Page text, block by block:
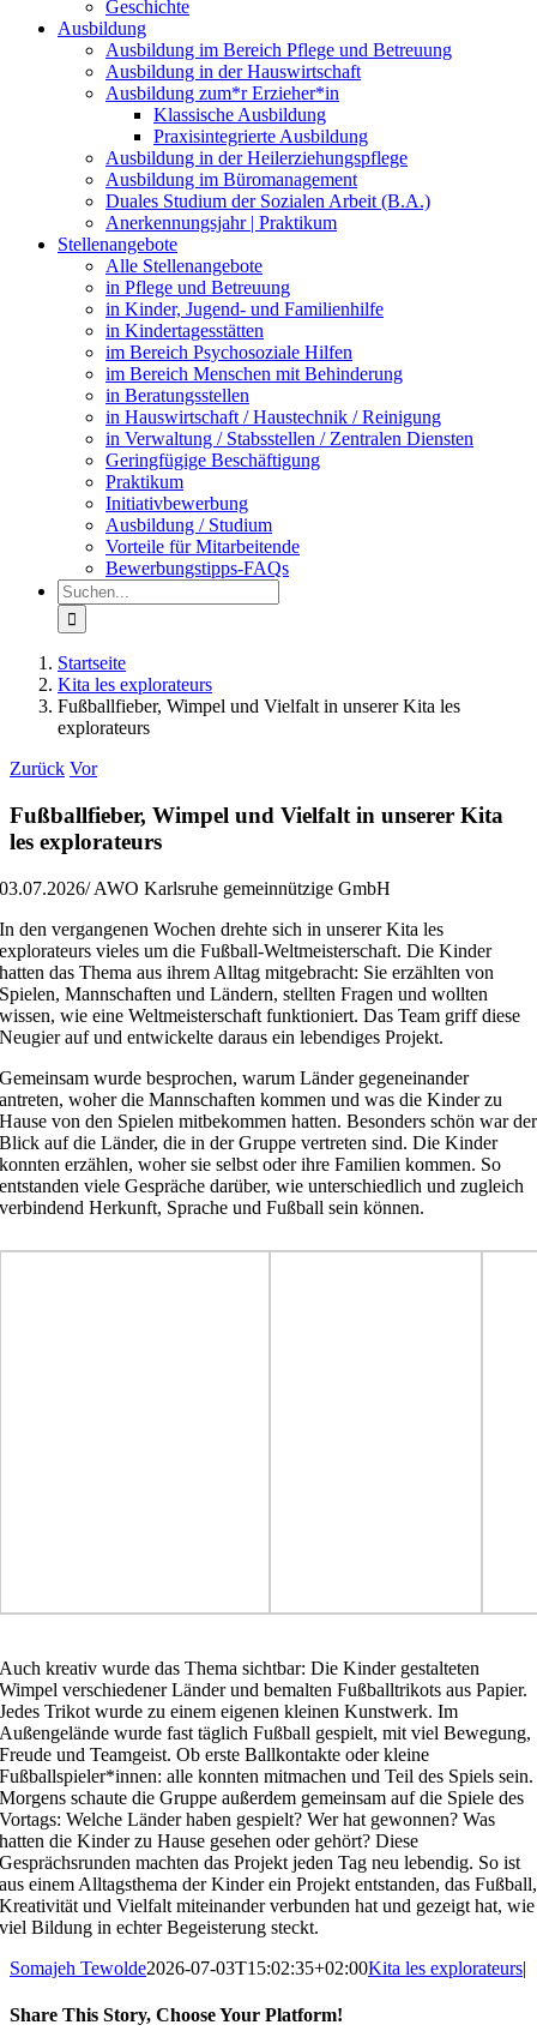
Geschichte
Ausbildung
Ausbildung im Bereich Pflege und Betreuung
Ausbildung in der Hauswirtschaft
Ausbildung zum*r Erzieher*in
Klassische Ausbildung
Praxisintegrierte Ausbildung
Ausbildung in der Heilerziehungspflege
Ausbildung im Büromanagement
Duales Studium der Sozialen Arbeit (B.A.)
Anerkennungsjahr | Praktikum
Stellenangebote
Alle Stellenangebote
in Pflege und Betreuung
in Kinder, Jugend- und Familienhilfe
in Kindertagesstätten
im Bereich Psychosoziale Hilfen
im Bereich Menschen mit Behinderung
in Beratungsstellen
in Hauswirtschaft / Haustechnik / Reinigung
in Verwaltung / Stabsstellen / Zentralen Diensten
Geringfügige Beschäftigung
Praktikum
Initiativbewerbung
Ausbildung / Studium
Vorteile für Mitarbeitende
Bewerbungstipps-FAQs
Suche
nach:
Startseite
Kita les explorateurs
Fußballfieber, Wimpel und Vielfalt in unserer Kita les
explorateurs
Zurück Vor
Fußballfieber, Wimpel und Vielfalt in unserer Kita
les explorateurs
03.07.2026/ AWO Karlsruhe gemeinnützige GmbH
In den vergangenen Wochen drehte sich in unserer Kita les
explorateurs vieles um die Fußball-Weltmeisterschaft. Die Kinder
hatten das Thema aus ihrem Alltag mitgebracht: Sie erzählten von
Spielen, Mannschaften und Ländern, stellten Fragen und wollten
wissen, wie eine Weltmeisterschaft funktioniert. Das Team griff diese
Neugier auf und entwickelte daraus ein lebendiges Projekt.
Gemeinsam wurde besprochen, warum Länder gegeneinander
antreten, woher die Mannschaften kommen und was die Kinder zu
Hause von den Spielen mitbekommen hatten. Besonders schön war der
Blick auf die Länder, die in der Gruppe vertreten sind. Die Kinder
konnten erzählen, woher sie selbst oder ihre Familien kommen. So
entstanden viele Gespräche darüber, wie unterschiedlich und zugleich
verbindend Herkunft, Sprache und Fußball sein können.
Auch kreativ wurde das Thema sichtbar: Die Kinder gestalteten
Wimpel verschiedener Länder und bemalten Fußballtrikots aus Papier.
Jedes Trikot wurde zu einem eigenen kleinen Kunstwerk. Im
Außengelände wurde fast täglich Fußball gespielt, mit viel Bewegung,
Freude und Teamgeist. Ob erste Ballkontakte oder kleine
Fußballspieler*innen: alle konnten mitmachen und Teil des Spiels sein.
Morgens schaute die Gruppe außerdem gemeinsam auf die Spiele des
Vortags: Welche Länder haben gespielt? Wer hat gewonnen? Was
hatten die Kinder zu Hause gesehen oder gehört? Diese
Gesprächsrunden machten das Projekt jeden Tag neu lebendig. So ist
aus einem Alltagsthema der Kinder ein Projekt entstanden, das Fußball,
Kreativität und Vielfalt miteinander verbunden hat und gezeigt hat, wie
viel Bildung in echter Begeisterung steckt.
Somajeh Tewolde2026-07-03T15:02:35+02:00Kita les explorateurs|
Share This Story, Choose Your Platform!